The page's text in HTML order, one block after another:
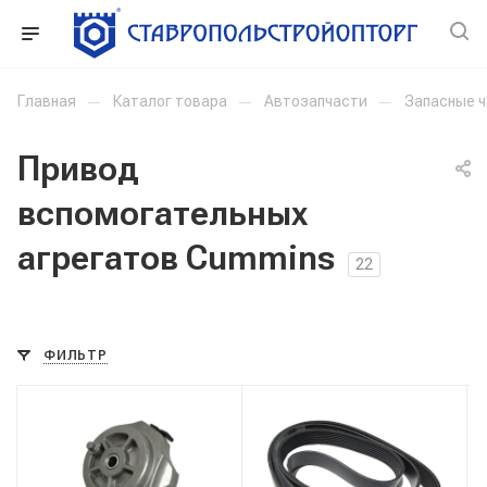
Главная — Каталог товара — Автозапчасти — Запасные
Привод
вспомогательных
агрегатов Cummins
22
ФИЛЬТР